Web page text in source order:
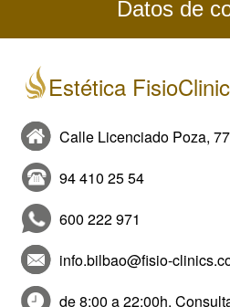
Datos de
Estética
Calle Licenciado Poza,
94 410 25 54
600 222 971
info.bilbao@fisio-
de 8:00 a 22:00h.